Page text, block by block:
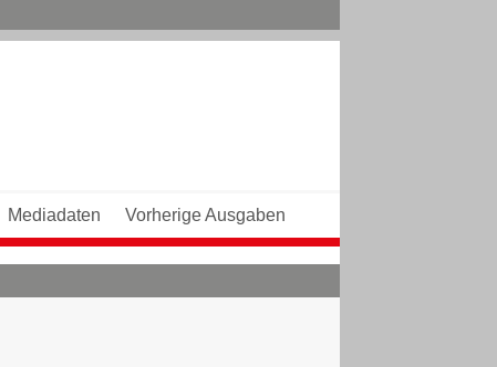
Mediadaten Vorherige Ausgaben